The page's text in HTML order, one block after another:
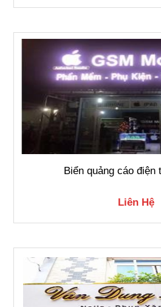
Biển quảng cáo điện
Liên Hệ